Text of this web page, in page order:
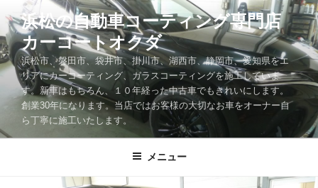
ン
テ
ン
ツ
キ
浜松の自動車コーティング専門店
カーコートオクダ
浜松市、磐田市、袋井市、掛川市、湖西市、静岡市、愛知県をエ
リアにカーコーティング、ガラスコーティングを施工していま
す。新車はもちろん、１０年経った中古車でもきれいにします。
創業30年になります。当店ではお客様の大切なお車をオーナー自
ら丁寧に施工いたします。
メニュー